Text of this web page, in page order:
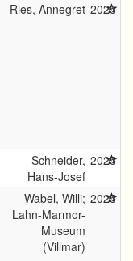
Ries, Annegret 2025
Schneider,
Hans-Josef
2025
Wabel, Willi;
Lahn-Marmor-
Museum
(Villmar)
2025